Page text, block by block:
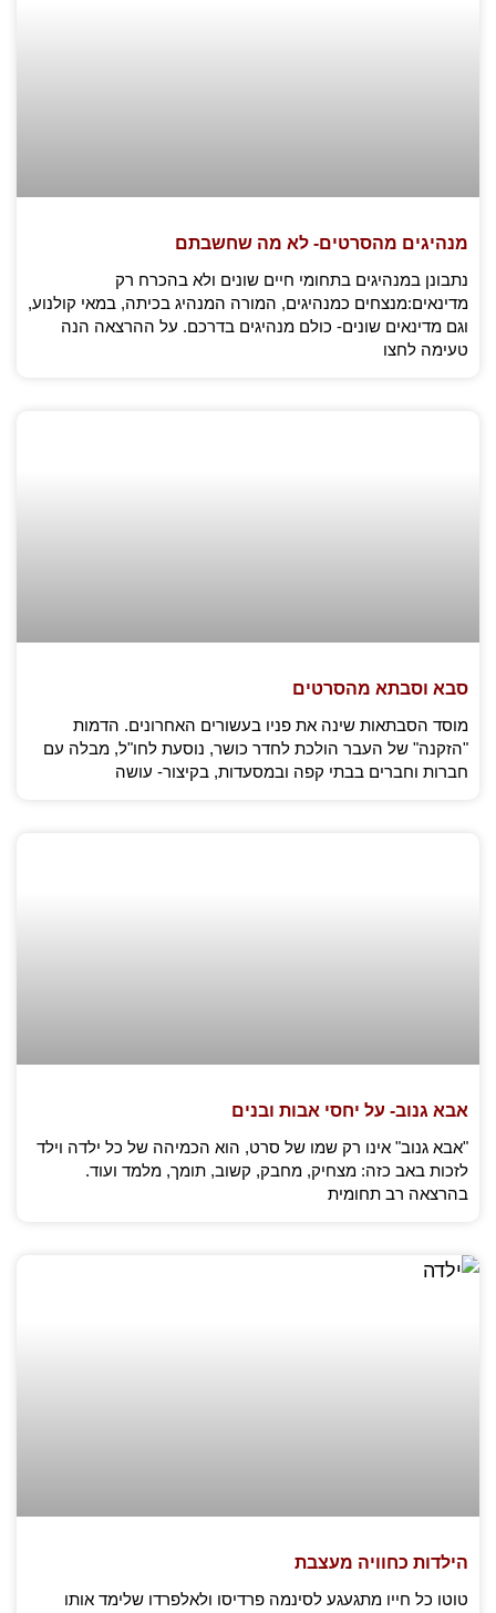
מנהיגים מהסרטים- לא מה שחשבתם
נתבונן במנהיגים בתחומי חיים שונים ולא בהכרח רק
מדינאים:מנצחים כמנהיגים, המורה המנהיג בכיתה, במאי קולנוע,
וגם מדינאים שונים- כולם מנהיגים בדרכם. על ההרצאה הנה
טעימה לחצו
סבא וסבתא מהסרטים
מוסד הסבתאות שינה את פניו בעשורים האחרונים. הדמות
"הזקנה" של העבר הולכת לחדר כושר, נוסעת לחו"ל, מבלה עם
חברות וחברים בבתי קפה ובמסעדות, בקיצור- עושה
אבא גנוב- על יחסי אבות ובנים
"אבא גנוב" אינו רק שמו של סרט, הוא הכמיהה של כל ילדה וילד
לזכות באב כזה: מצחיק, מחבק, קשוב, תומך, מלמד ועוד.
בהרצאה רב תחומית
הילדות כחוויה מעצבת
טוטו כל חייו מתגעגע לסינמה פרדיסו ולאלפרדו שלימד אותו